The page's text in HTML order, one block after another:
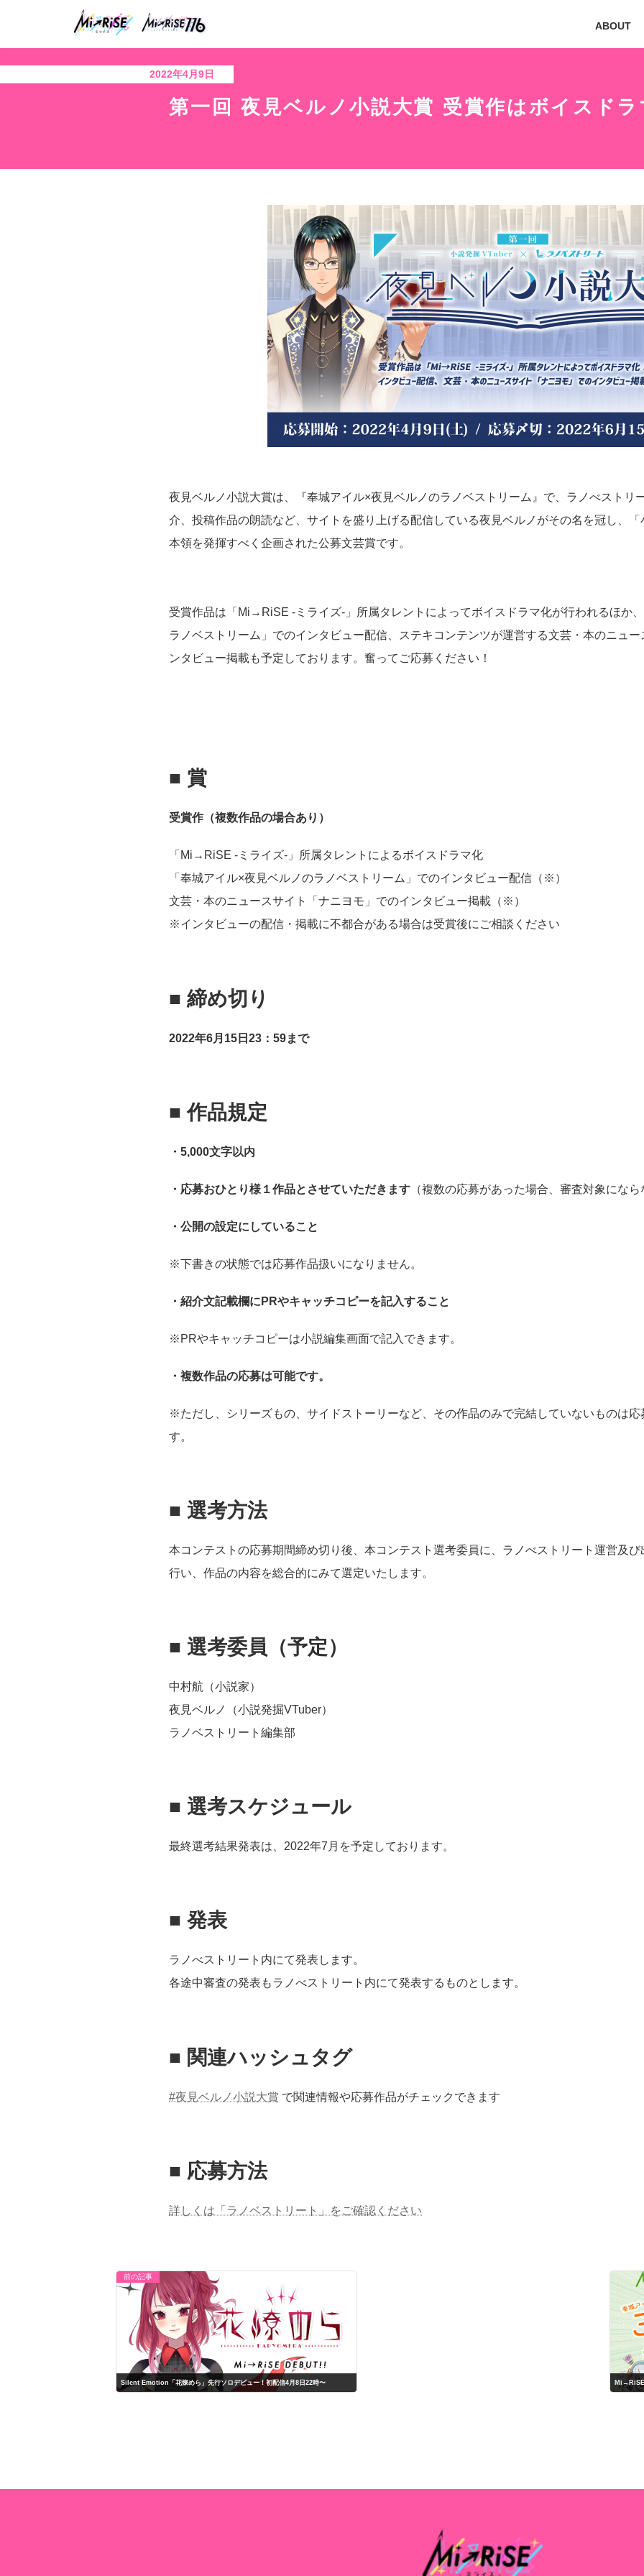
ン
ツ
へ
ー
シ
ョ
ABOUT
第一回 夜見ベルノ小説大賞 受賞作はボイスドラ
2022年4月9日
夜見ベルノ小説大賞は、『奉城アイル×夜見ベルノのラノベストリーム』で、ラノべストリ
介、投稿作品の朗読など、サイトを盛り上げる配信している夜見ベルノがその名を冠し、
本領を発揮すべく企画された公募文芸賞です。
受賞作品は「Mi→RiSE -ミライズ-」所属タレントによってボイスドラマ化が行われるほか
ラノベストリーム」でのインタビュー配信、ステキコンテンツが運営する文芸・本のニュ
ンタビュー掲載も予定しております。奮ってご応募ください！
■ 賞
受賞作（複数作品の場合あり）
「Mi→RiSE -ミライズ-」所属タレントによるボイスドラマ化
「奉城アイル×夜見ベルノのラノベストリーム」でのインタビュー配信（※）
文芸・本のニュースサイト「ナニヨモ」でのインタビュー掲載（※）
※インタビューの配信・掲載に不都合がある場合は受賞後にご相談ください
■締め切り
2022年6月15日23：59まで
■作品規定
・5,000文字以内
・応募おひとり様１作品とさせていただきます （複数の応募があった場合、審査対象にな
・公開の設定にしていること
※下書きの状態では応募作品扱いになりません。
・紹介文記載欄にPRやキャッチコピーを記入すること
※PRやキャッチコピーは小説編集画面で記入できます。
・複数作品の応募は可能です。
※ただし、シリーズもの、サイドストーリーなど、その作品のみで完結していないものは応
す。
■ 選考方法
本コンテストの応募期間締め切り後、本コンテスト選考委員に、ラノべストリート運営及
行い、作品の内容を総合的にみて選定いたします。
■ 選考委員（予定）
中村航（小説家）
夜見ベルノ（小説発掘VTuber）
ラノベストリート編集部
■選考スケジュール
最終選考結果発表は、2022年7月を予定しております。
■発表
ラノべストリート内にて発表します。
各途中審査の発表もラノべストリート内にて発表するものとします。
■ 関連ハッシュタグ
#夜見ベルノ小説大賞 で関連情報や応募作品がチェックできます
■ 応募方法
詳しくは「ラノベストリート」をご確認ください
前の記事
Silent Emotion「花燎めら」先行ソロデビュー！初配信4月8日22時〜 Mi→RiSE